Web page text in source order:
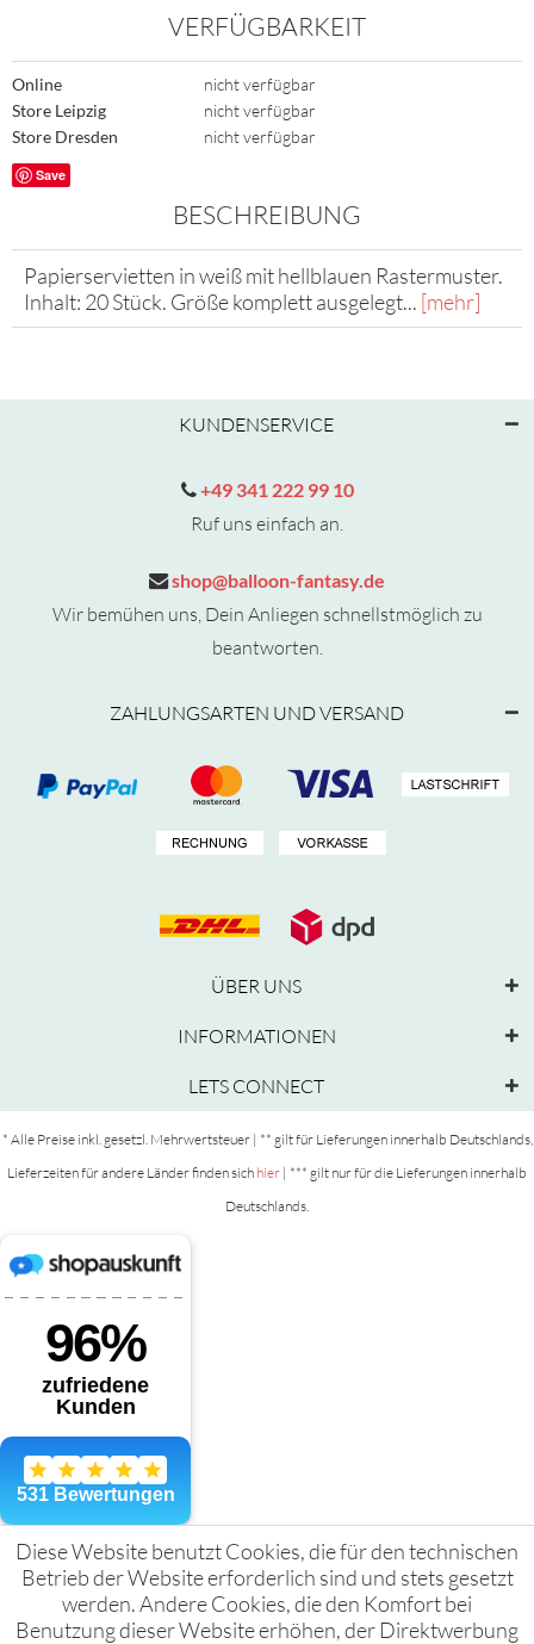
VERFÜGBARKEIT
Online
nicht verfügbar
Store Leipzig
nicht verfügbar
Store Dresden
nicht verfügbar
Save
BESCHREIBUNG
Papierservietten in weiß mit hellblauen Rastermuster.
Inhalt: 20 Stück. Größe komplett ausgelegt... [mehr]
KUNDENSERVICE
+49 341 222 99 10
Ruf uns einfach an.
shop@balloon-fantasy.de
Wir bemühen uns, Dein Anliegen schnellstmöglich zu
beantworten.
ZAHLUNGSARTEN UND VERSAND
ÜBER UNS
INFORMATIONEN
LETS CONNECT
* Alle Preise inkl. gesetzl. Mehrwertsteuer | ** gilt für Lieferungen innerhalb Deutschlands,
Lieferzeiten für andere Länder finden sich hier | *** gilt nur für die Lieferungen innerhalb
Deutschlands.
Diese Website benutzt Cookies, die für den technischen
Betrieb der Website erforderlich sind und stets gesetzt
werden. Andere Cookies, die den Komfort bei
Benutzung dieser Website erhöhen, der Direktwerbung